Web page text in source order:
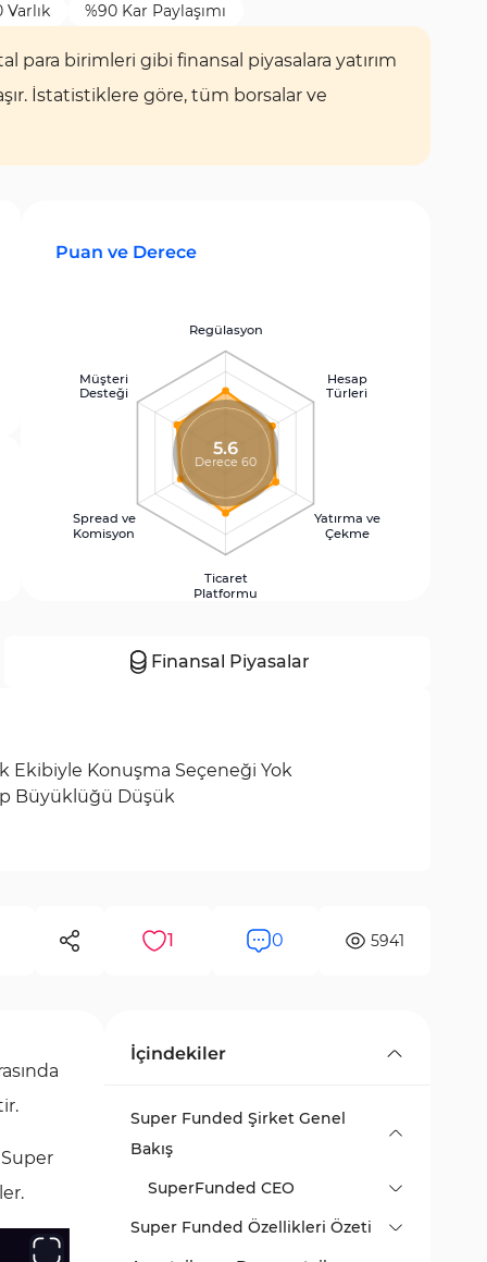
Varlık %90 Kar Paylaşımı
para birimleri gibi finansal piyasalara yatırım
İstatistiklere göre, tüm borsalar ve
Puan ve Derece
Regülasyon
Hesap
Türleri
Yatırma ve
Çekme
Ticaret
Platformu
Spread ve
Komisyon
Müşteri
Desteği
5.6
Derece 60
Finansal Piyasalar
Ekibiyle Konuşma Seçeneği Yok
Büyüklüğü Düşük
1 0 5941
İçindekiler
Super Funded Şirket Genel
Bakış
SuperFunded CEO
Super Funded Özellikleri Özeti